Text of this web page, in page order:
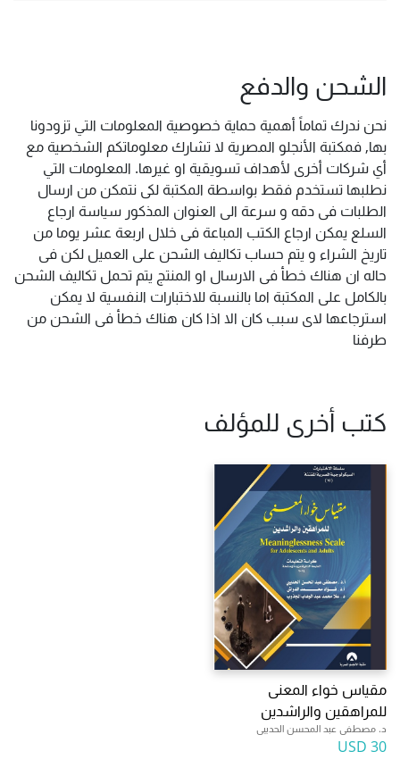
الشحن والدفع
نحن ندرك تماماً أهمية حماية خصوصية المعلومات التي تزودونا
بها, فمكتبة الأنجلو المصرية لا تشارك معلوماتكم الشخصية مع
أي شركات أخرى لأهداف تسويقية او غيرها. المعلومات التي
نطلبها تستخدم فقط بواسطة المكتبة لكى نتمكن من ارسال
الطلبات فى دقه و سرعة الى العنوان المذكور سياسة ارجاع
السلع يمكن ارجاع الكتب المباعة فى خلال اربعة عشر يوما من
تاريخ الشراء و يتم حساب تكاليف الشحن على العميل لكن فى
حاله ان هناك خطأ فى الارسال او المنتج يتم تحمل تكاليف الشحن
بالكامل على المكتبة اما بالنسبة للاختبارات النفسية لا يمكن
استرجاعها لاى سبب كان الا اذا كان هناك خطأ فى الشحن من
طرفنا
كتب أخرى للمؤلف
مقياس خواء المعنى
للمراهقين والراشدين
د. مصطفى عبد المحسن الحديبى
30 USD